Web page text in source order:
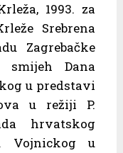
1993. za
Srebrena
Zagrebačke
smijeh Dana
u predstavi
u režiji P.
hrvatskog
Vojnickog u